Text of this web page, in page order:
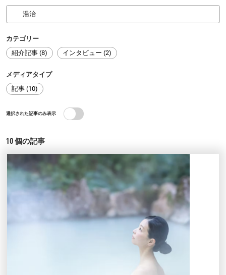
カテゴリー
紹介記事 (8)
インタビュー (2)
メディアタイプ
記事 (10)
選択された記事のみ表示
10個の記事